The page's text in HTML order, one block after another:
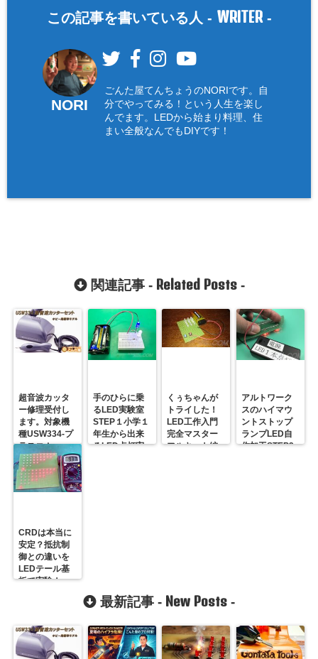
この記事を書いている人 - WRITER-
NORI
ごんた屋てんちょうのNORIです。自
分でやってみる！という人生を楽し
んでます。LEDから始まり料理、住
まい全般なんでもDIYです！
関連記事 - Related Posts-
超音波カッタ
ー修理受付し
ます。対象機
種USW334-プ
ラスコム-
R31GONTA
手のひらに乗
るLED実験室
STEP１小学１
年生から出来
るLED点灯実
くぅちゃんが
トライした！
LED工作入門
完全マスター
フルキット編
アルトワーク
スのハイマウ
ントストップ
ランプLED自
作加工STEP2
CRDは本当に
安定？抵抗制
御との違いを
LEDテール基
板で実験！
最新記事 - New Posts -